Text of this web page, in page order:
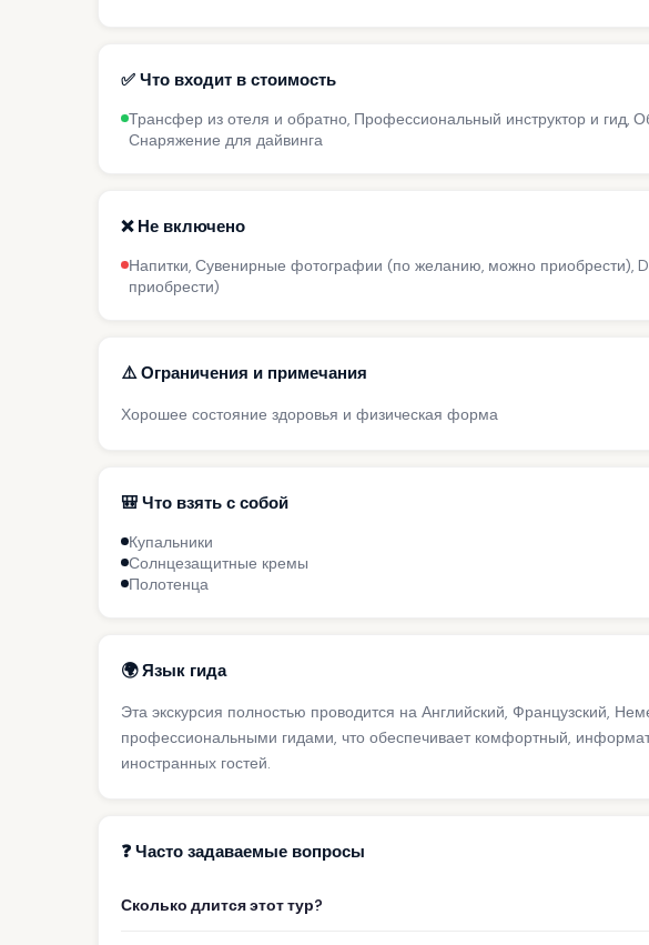
✅ Что входит в стоимость
Трансфер из отеля и обратно, Профессиональный инструктор и гид,
Снаряжение для дайвинга
❌ Не включено
Напитки, Сувенирные фотографии (по желанию, можно приобрести),
приобрести)
⚠️ Ограничения и примечания
Хорошее состояние здоровья и физическая форма
🎒 Что взять с собой
Купальники
Солнцезащитные кремы
Полотенца
🌍 Язык гида
Эта экскурсия полностью проводится на Английский, Французский,
профессиональными гидами, что обеспечивает комфортный,
иностранных гостей.
❓ Часто задаваемые вопросы
Сколько длится этот тур?